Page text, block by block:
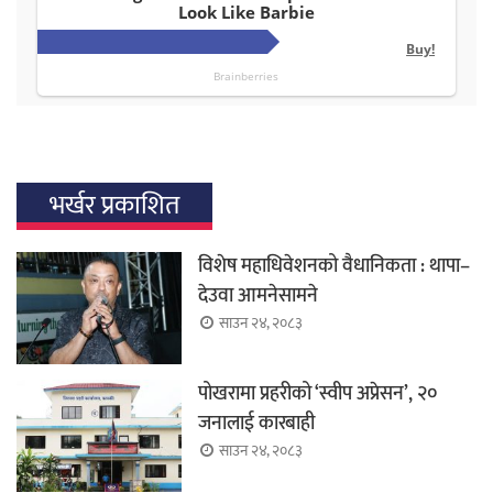
भर्खर प्रकाशित
विशेष महाधिवेशनको वैधानिकता : थापा–
देउवा आमनेसामने
साउन २४, २०८३
पोखरामा प्रहरीको ‘स्वीप अप्रेसन’, २०
जनालाई कारबाही
साउन २४, २०८३